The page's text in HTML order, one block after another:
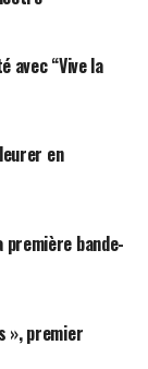
avec “Vive la
en
première bande-
», premier